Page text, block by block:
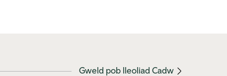
Gweld pob lleoliad Cadw